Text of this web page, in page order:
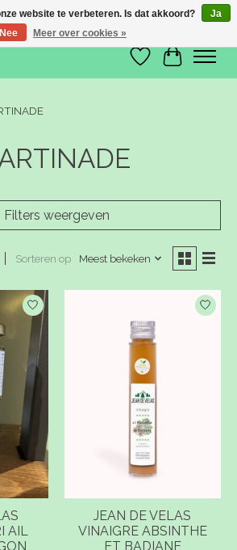
Verlanglijst
Filters weergeven
Sorteren op Meest bekeken
AIL
JEAN DE VELAS
VINAIGRE ABSINTHE
ET BADIANE
website te verbeteren. Is dat akkoord?
Ja
Nee
Meer over cookies »